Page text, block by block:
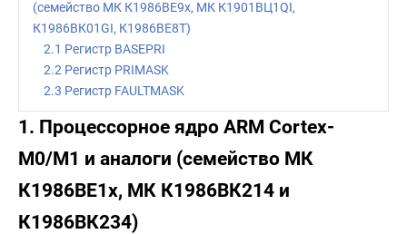
(семейство МК К1986ВЕ9x, МК К1901ВЦ1QI,
К1986ВК01GI, К1986ВЕ8Т)
2.1 Регистр BASEPRI
2.2 Регистр PRIMASK
2.3 Регистр FAULTMASK
1. Процессорное ядро ARM Cortex-
M0/M1 и аналоги (семейство МК
К1986ВЕ1x, МК К1986ВК214 и
К1986ВК234)